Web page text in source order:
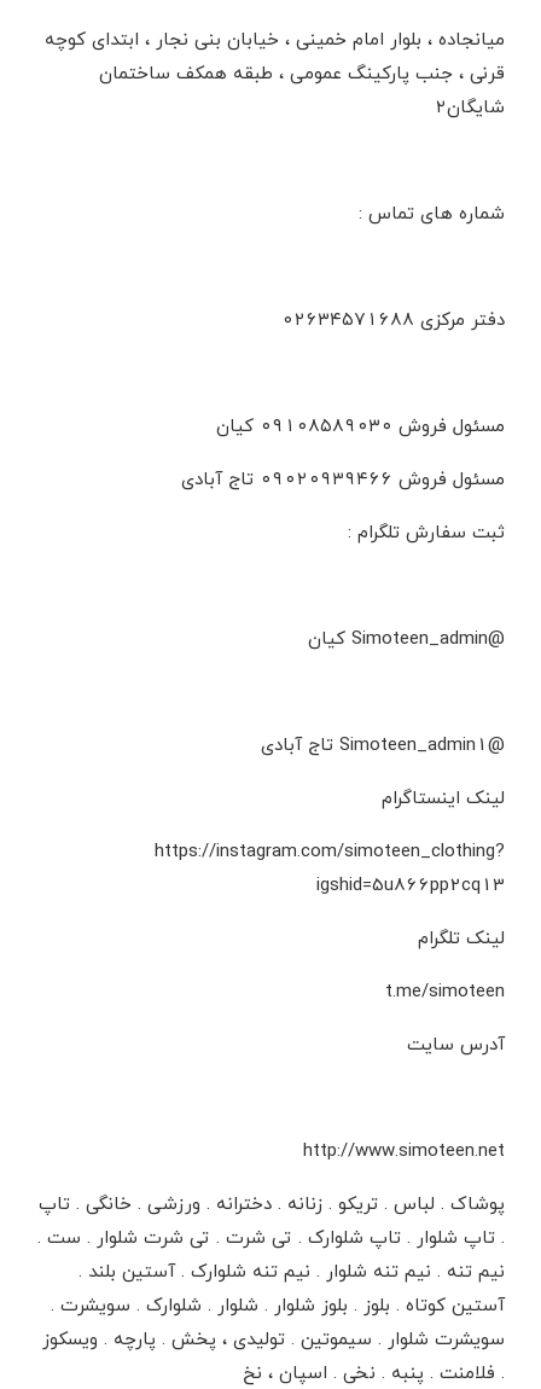
میانجاده ، بلوار امام خمینی ، خیابان بنی نجار ، ابتدای کوچه
قرنی ، جنب پارکینگ عمومی ، طبقه همکف ساختمان
شایگان۲
شماره های تماس :
دفتر مرکزی ۰۲۶۳۴۵۷۱۶۸۸
مسئول فروش ۰۹۱۰۸۵۸۹۰۳۰ کیان
مسئول فروش ۰۹۰۲۰۹۳۹۴۶۶ تاج آبادی
ثبت سفارش تلگرام :
لینک اینستاگرام
https://instagram.com/simoteen_clothing?
igshid=5u866pp2cq13
لینک تلگرام
t.me/simoteen
آدرس سایت
http://www.simoteen.net
پوشاک . لباس . تریکو . زنانه . دخترانه ‌‌. ورزشی ‌. خانگی . تاپ
. تاپ شلوار . تاپ شلوارک . تی شرت . تی شرت شلوار . ست .
نیم تنه . نیم تنه شلوار . نیم تنه شلوارک . آستین بلند .
آستین کوتاه . بلوز . بلوز شلوار . شلوار . شلوارک . سویشرت .
سویشرت شلوار . سیموتین‌ ‌. تولیدی ، پخش . پارچه . ویسکوز
. فلامنت . پنبه . نخی . اسپان ، نخ